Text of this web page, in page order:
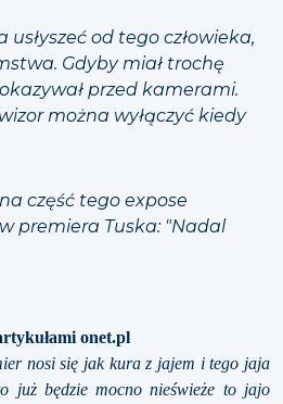
od tego człowieka,
Gdyby miał trochę
przed kamerami.
można wyłączyć kiedy
część tego expose
premiera Tuska: "Nadal
onet.pl
nosi się jak kura z jajem i tego jaja
już będzie mocno nieświeże to jajo